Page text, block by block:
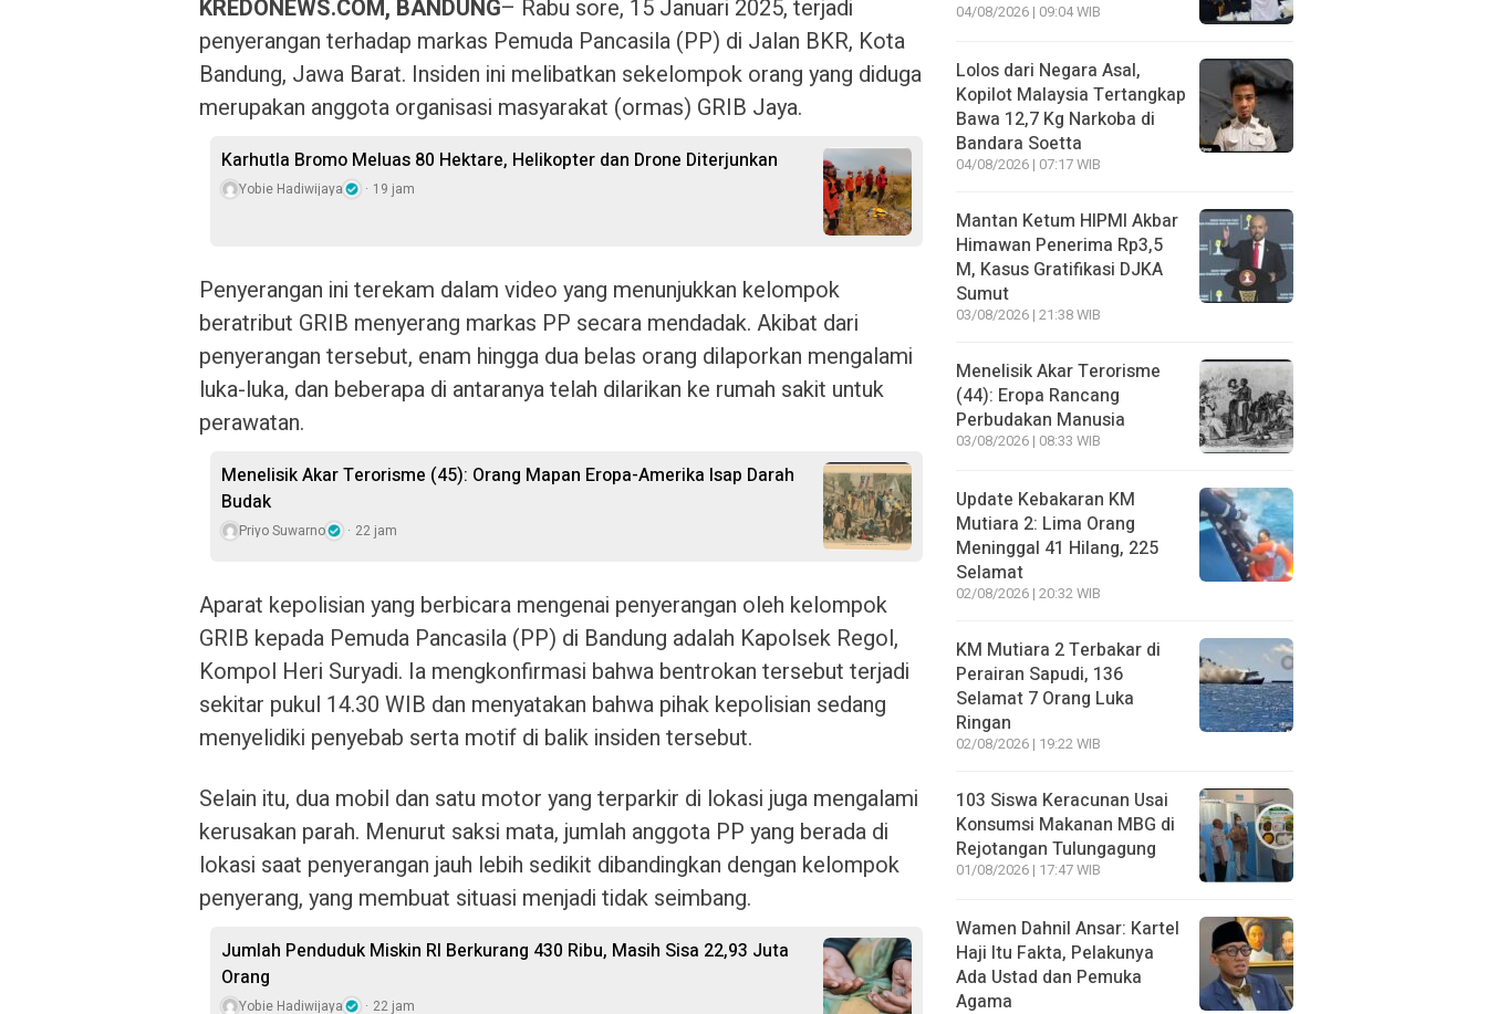
KREDONEWS.COM, BANDUNG– Rabu sore, 15 Januari 2025, terjadi
penyerangan terhadap markas Pemuda Pancasila (PP) di Jalan BKR, Kota
Bandung, Jawa Barat. Insiden ini melibatkan sekelompok orang yang diduga
merupakan anggota organisasi masyarakat (ormas) GRIB Jaya.
Karhutla Bromo Meluas 80 Hektare, Helikopter dan Drone Diterjunkan
Yobie Hadiwijaya 19 jam
Penyerangan ini terekam dalam video yang menunjukkan kelompok
beratribut GRIB menyerang markas PP secara mendadak. Akibat dari
penyerangan tersebut, enam hingga dua belas orang dilaporkan mengalami
luka-luka, dan beberapa di antaranya telah dilarikan ke rumah sakit untuk
perawatan.
Menelisik Akar Terorisme (45): Orang Mapan Eropa-Amerika Isap Darah
Budak
Priyo Suwarno 22 jam
Aparat kepolisian yang berbicara mengenai penyerangan oleh kelompok
GRIB kepada Pemuda Pancasila (PP) di Bandung adalah Kapolsek Regol,
Kompol Heri Suryadi. Ia mengkonfirmasi bahwa bentrokan tersebut terjadi
sekitar pukul 14.30 WIB dan menyatakan bahwa pihak kepolisian sedang
menyelidiki penyebab serta motif di balik insiden tersebut.
Selain itu, dua mobil dan satu motor yang terparkir di lokasi juga mengalami
kerusakan parah. Menurut saksi mata, jumlah anggota PP yang berada di
lokasi saat penyerangan jauh lebih sedikit dibandingkan dengan kelompok
penyerang, yang membuat situasi menjadi tidak seimbang.
Jumlah Penduduk Miskin RI Berkurang 430 Ribu, Masih Sisa 22,93 Juta
Orang
Yobie Hadiwijaya 22 jam
04/08/2026 | 09:04 WIB
Lolos dari Negara Asal,
Kopilot Malaysia Tertangkap
Bawa 12,7 Kg Narkoba di
Bandara Soetta
04/08/2026 | 07:17 WIB
Mantan Ketum HIPMI Akbar
Himawan Penerima Rp3,5
M, Kasus Gratifikasi DJKA
Sumut
03/08/2026 | 21:38 WIB
Menelisik Akar Terorisme
(44): Eropa Rancang
Perbudakan Manusia
03/08/2026 | 08:33 WIB
Update Kebakaran KM
Mutiara 2: Lima Orang
Meninggal 41 Hilang, 225
Selamat
02/08/2026 | 20:32 WIB
KM Mutiara 2 Terbakar di
Perairan Sapudi, 136
Selamat 7 Orang Luka
Ringan
02/08/2026 | 19:22 WIB
103 Siswa Keracunan Usai
Konsumsi Makanan MBG di
Rejotangan Tulungagung
01/08/2026 | 17:47 WIB
Wamen Dahnil Ansar: Kartel
Haji Itu Fakta, Pelakunya
Ada Ustad dan Pemuka
Agama